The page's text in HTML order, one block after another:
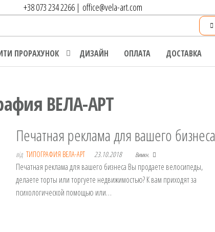
+38 073 234 2266 | office@vela-art.com
ПРОРАХУНОК ДИЗАЙН ОПЛАТА ДОСТАВКА
ВЕЛА-АРТ
Печатная реклама для вашего бизнеса
від ТИПОГРАФИЯ ВЕЛА-АРТ 23.10.2018 Вимкн.
Печатная реклама для вашего бизнеса Вы продаете велосипеды,
делаете торты или торгуете недвижимостью? К вам приходят за
психологической помощью или…